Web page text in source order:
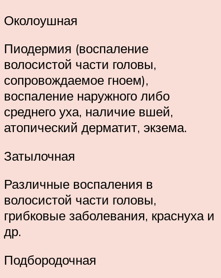
Околоушная
Пиодермия (воспаление
волосистой части головы,
сопровождаемое гноем),
воспаление наружного либо
среднего уха, наличие вшей,
атопический дерматит, экзема.
Затылочная
Различные воспаления в
волосистой части головы,
грибковые заболевания, краснуха и
др.
Подбородочная